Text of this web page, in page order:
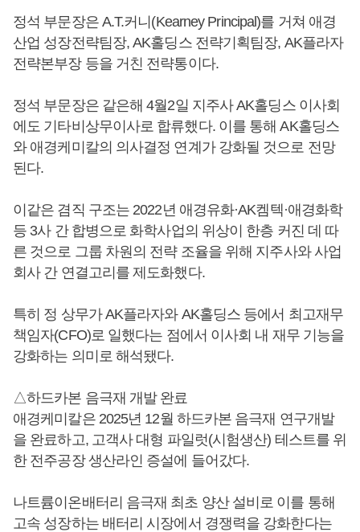
정석 부문장은 A.T.커니(Kearney Principal)를 거쳐 애경
산업 성장전략팀장, AK홀딩스 전략기획팀장, AK플라자
전략본부장 등을 거친 전략통이다.
정석 부문장은 같은해 4월2일 지주사 AK홀딩스 이사회
에도 기타비상무이사로 합류했다. 이를 통해 AK홀딩스
와 애경케미칼의 의사결정 연계가 강화될 것으로 전망
된다.
이같은 겸직 구조는 2022년 애경유화·AK켐텍·애경화학
등 3사 간 합병으로 화학사업의 위상이 한층 커진 데 따
른 것으로 그룹 차원의 전략 조율을 위해 지주사와 사업
회사 간 연결고리를 제도화했다.
특히 정 상무가 AK플라자와 AK홀딩스 등에서 최고재무
책임자(CFO)로 일했다는 점에서 이사회 내 재무 기능을
강화하는 의미로 해석됐다.
△하드카본 음극재 개발 완료
애경케미칼은 2025년 12월 하드카본 음극재 연구개발
을 완료하고, 고객사 대형 파일럿(시험생산) 테스트를 위
한 전주공장 생산라인 증설에 들어갔다.
나트륨이온배터리 음극재 최초 양산 설비로 이를 통해
고속 성장하는 배터리 시장에서 경쟁력을 강화한다는